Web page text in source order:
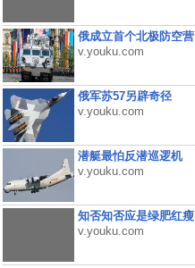
俄成立首个北极防空营
v.youku.com
俄军苏57另辟奇径
v.youku.com
潜艇最怕反潜巡逻机
v.youku.com
知否知否应是绿肥红瘦
v.youku.com